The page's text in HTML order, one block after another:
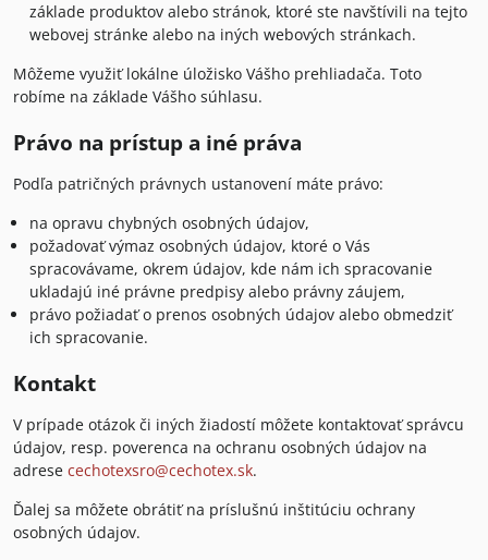
základe produktov alebo stránok, ktoré ste navštívili na tejto
webovej stránke alebo na iných webových stránkach.
Môžeme využiť lokálne úložisko Vášho prehliadača. Toto
robíme na základe Vášho súhlasu.
Právo na prístup a iné práva
Podľa patričných právnych ustanovení máte právo:
na opravu chybných osobných údajov,
požadovať výmaz osobných údajov, ktoré o Vás
spracovávame, okrem údajov, kde nám ich spracovanie
ukladajú iné právne predpisy alebo právny záujem,
právo požiadať o prenos osobných údajov alebo obmedziť
ich spracovanie.
Kontakt
V prípade otázok či iných žiadostí môžete kontaktovať správcu
údajov, resp. poverenca na ochranu osobných údajov na
adrese cechotexsro@cechotex.sk.
Ďalej sa môžete obrátiť na príslušnú inštitúciu ochrany
osobných údajov.